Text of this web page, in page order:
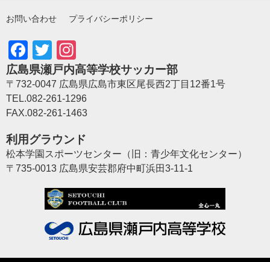
お問い合わせ プライバシーポリシー
Facebook
Twitter
広島県瀬戸内高等学校サッカー部
〒732-0047 広島県広島市東区尾長西2丁目12番1号
TEL.082-261-1296
FAX.082-261-1463
利用グラウンド
松本学園スポーツセンター（旧：青少年文化センター）
〒735-0013 広島県安芸郡府中町浜田3-11-1